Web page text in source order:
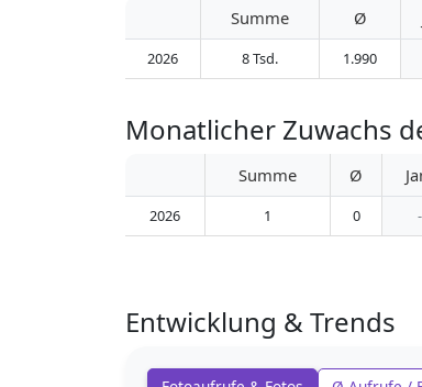
Summe Ø
2026 8 Tsd. 1.990
Monatlicher Zuwachs
Summe Ø
2026 1 0 -
Entwicklung & Trends